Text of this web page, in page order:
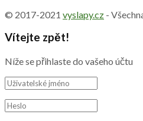
© 2017-2021 vyslapy.cz -
Vítejte zpět!
Níže se přihlaste do vašeho účtu